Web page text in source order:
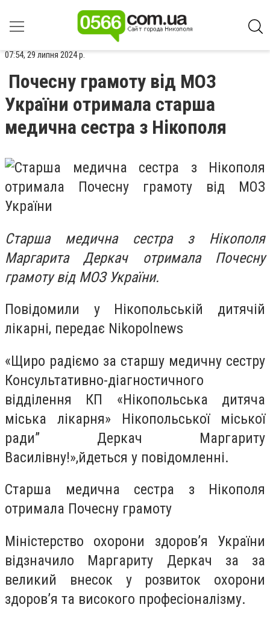
07:54, 29 липня 2024 р.
Почесну грамоту від МОЗ
України отримала старша
медична сестра з Нікополя
Старша медична сестра з Нікополя
Маргарита Деркач отримала Почесну
грамоту від МОЗ України.
Повідомили у Нікопольській дитячій
лікарні, передає Nikopolnews
«Щиро радіємо за старшу медичну сестру
Консультативно-діагностичного
відділення КП «Нікопольська дитяча
міська лікарня» Нікопольської міської
ради” Деркач Маргариту
Василівну!»,йдеться у повідомленні.
Старша медична сестра з Нікополя
отримала Почесну грамоту
Міністерство охорони здоров’я України
відзначило Маргариту Деркач за за
великий внесок у розвиток охорони
здоров’я та високого професіоналізму.